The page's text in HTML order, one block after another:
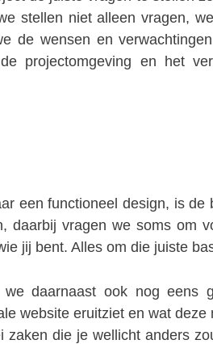
stellen niet alleen vragen,
de wensen en
projectomgeving en het
een functioneel design, is de
daarbij vragen we soms om
jij bent. Alles om die juiste
daarnaast ook nog eens
website eruitziet en wat deze
die je wellicht anders